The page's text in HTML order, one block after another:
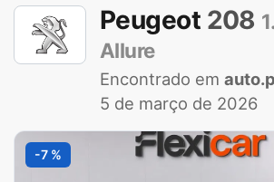
Peugeot 208
Allure
Encontrado em
5 de março de 2026
-7 %